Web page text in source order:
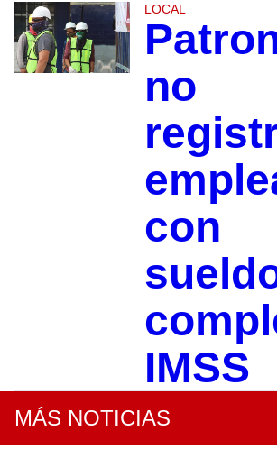
LOCAL
no
con
IMSS
MÁS NOTICIAS